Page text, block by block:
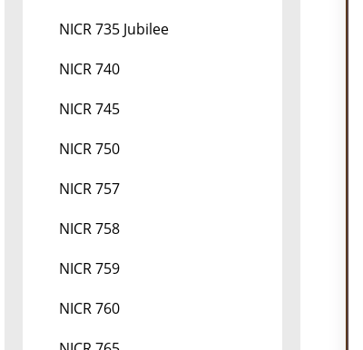
NICR 735 Jubilee
NICR 740
NICR 745
NICR 750
NICR 757
NICR 758
NICR 759
NICR 760